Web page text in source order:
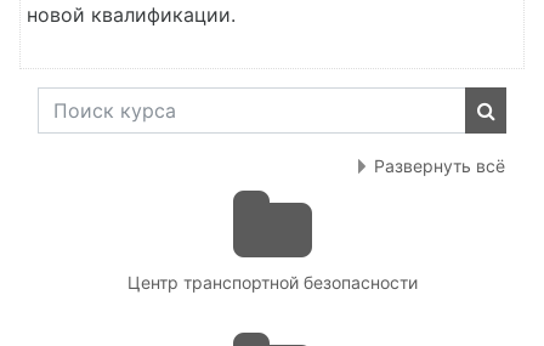
новой квалификации.
Поиск курса
Развернуть всё
Центр транспортной безопасности